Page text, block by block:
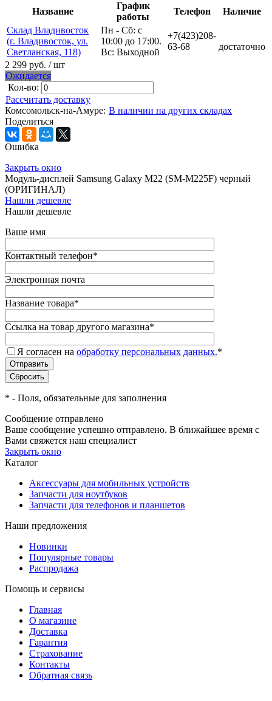
Название
График
работы
Телефон
Наличие
Склад Владивосток
(г. Владивосток, ул.
Светланская, 118)
Пн - Сб: с
10:00 до 17:00.
Вс: Выходной
+7(423)208-
63-68
достаточно
2 299 руб. / шт
Ожидается
Кол-во:
Рассчитать доставку
Комсомольск-на-Амуре: В наличии на других складах
Поделиться
Ошибка
Закрыть окно
Модуль-дисплей Samsung Galaxy M22 (SM-M225F) черный
(ОРИГИНАЛ)
Нашли дешевле
Нашли дешевле
Ваше имя
Контактный телефон*
Электронная почта
Название товара*
Ссылка на товар другого магазина*
Я согласен на обработку персональных данных.*
* - Поля, обязательные для заполнения
Сообщение отправлено
Ваше сообщение успешно отправлено. В ближайшее время с
Вами свяжется наш специалист
Закрыть окно
Каталог
Аксессуары для мобильных устройств
Запчасти для ноутбуков
Запчасти для телефонов и планшетов
Наши предложения
Новинки
Популярные товары
Распродажа
Помощь и сервисы
Главная
О магазине
Доставка
Гарантия
Страхование
Контакты
Обратная связь